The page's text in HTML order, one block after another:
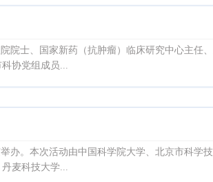
院士、国家新药（抗肿瘤）临床研究中心主任
协党组成员...
办。本次活动由中国科学院大学、北京市科学
麦科技大学...